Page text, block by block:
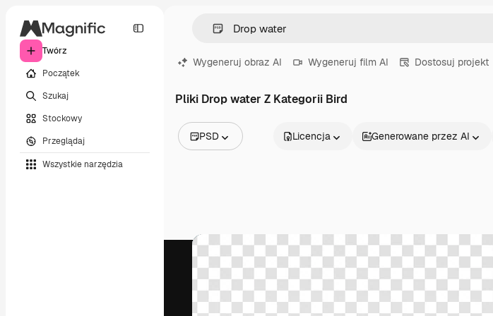
Twórz
Początek
Szukaj
Stockowy
Przeglądaj
Wszystkie narzędzia
Wygeneruj obraz AI Wygeneruj film AI Dostosuj projekt
Pliki Drop water Z Kategorii Bird
PSD
Filmy
Ikony
Modele 3D
Czcionki
Licencja Generowane przez AI
Produkty